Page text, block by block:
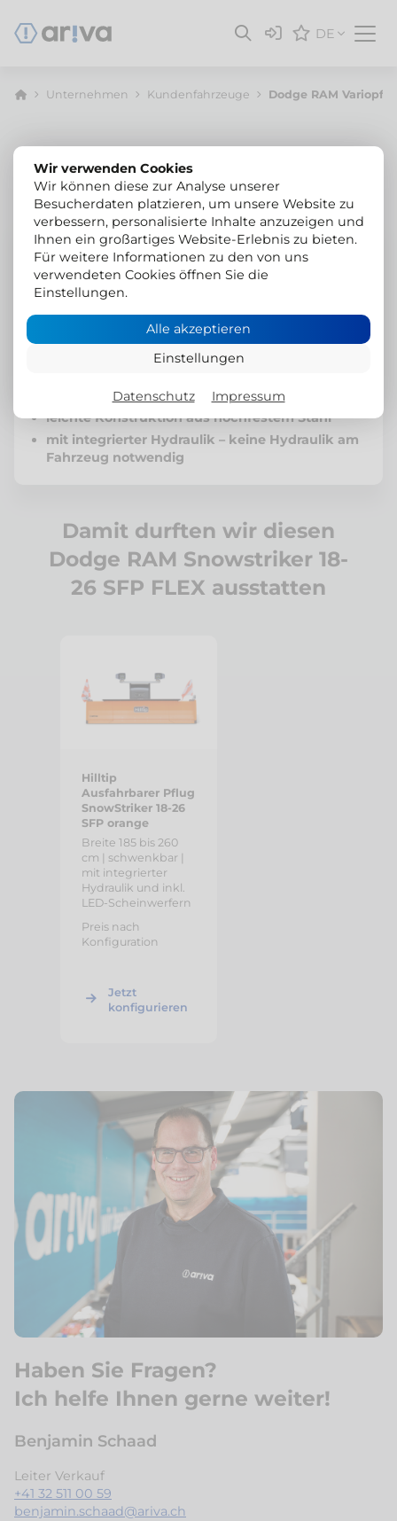
DE
Unternehmen Kunden­fahrzeuge Dodge RAM
Dodge RAM Snowstriker 18-26 SFP FLEX
Variopflug Hilltip Snowstriker
18-26 SFP FLEX
ausfahrbarer Pflug mit einer Breite von 185 bis
Seiten unabhängig voneinander ausfahrbar
leichte Konstruktion aus hochfestem Stahl
mit integrierter Hydraulik – keine Hydraulik am
Fahrzeug notwendig
Damit durften wir diesen
Dodge RAM Snowstriker 18-
26 SFP FLEX ausstatten
Hilltip
Ausfahrbarer Pflug
SnowStriker 18-26
SFP orange
Breite 185 bis 260
cm | schwenkbar |
mit integrierter
Hydraulik und inkl.
LED-Scheinwerfern
Preis nach
Konfiguration
Jetzt
konfigurieren
Haben Sie Fragen?
Ich helfe Ihnen gerne weiter!
Benjamin Schaad
Leiter Verkauf
+41 32 511 00 59
benjamin.schaad@ariva.ch
Wir verwenden Cookies
Wir können diese zur Analyse unserer
Besucherdaten platzieren, um unsere Website zu
verbessern, personalisierte Inhalte anzuzeigen und
Ihnen ein großartiges Website-Erlebnis zu bieten.
Für weitere Informationen zu den von uns
verwendeten Cookies öffnen Sie die
Einstellungen.
Alle akzeptieren
Einstellungen
Datenschutz Impressum